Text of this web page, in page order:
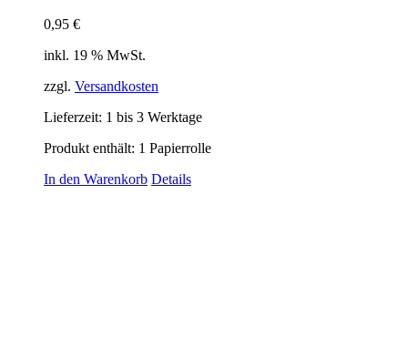
0,95 €
inkl. 19 % MwSt.
zzgl. Versandkosten
Lieferzeit: 1 bis 3 Werktage
Produkt enthält: 1 Papierrolle
In den Warenkorb Details